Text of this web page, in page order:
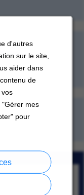
d'autres
sur le site,
aider dans
de
vos
"Gérer mes
pour
(prensas)